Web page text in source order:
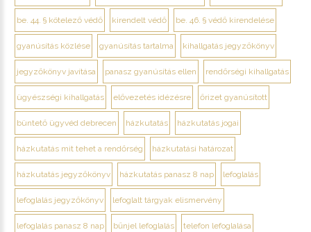
be. 44. § kötelező védő kirendelt védő be. 46. § védő kirendelése
gyanúsítás közlése gyanúsítás tartalma kihallgatás jegyzőkönyv
jegyzőkönyv javítása panasz gyanúsítás ellen rendőrségi kihallgatás
ügyészségi kihallgatás elővezetés idézésre őrizet gyanúsított
büntető ügyvéd debrecen házkutatás házkutatás jogai
házkutatás mit tehet a rendőrség házkutatási határozat
házkutatás jegyzőkönyv házkutatás panasz 8 nap lefoglalás
lefoglalás jegyzőkönyv lefoglalt tárgyak elismervény
lefoglalás panasz 8 nap bűnjel lefoglalás telefon lefoglalása